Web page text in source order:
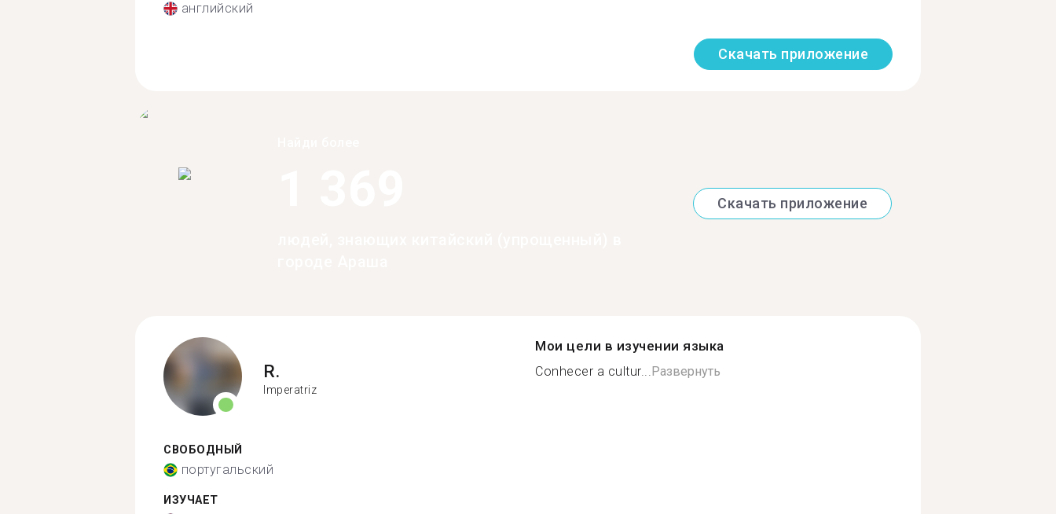
английский
Скачать приложение
Скачать приложение
R.
Imperatriz
СВОБОДНЫЙ
португальский
ИЗУЧАЕТ
Мои цели в изучении языка
Conhecer a cultur... Развернуть